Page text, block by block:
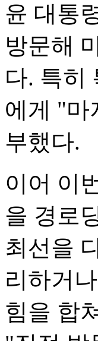
윤 대통
방문해
다. 특히
에게 "마
부했다.
이어 이
을 경로
최선을
리하거
힘을 합